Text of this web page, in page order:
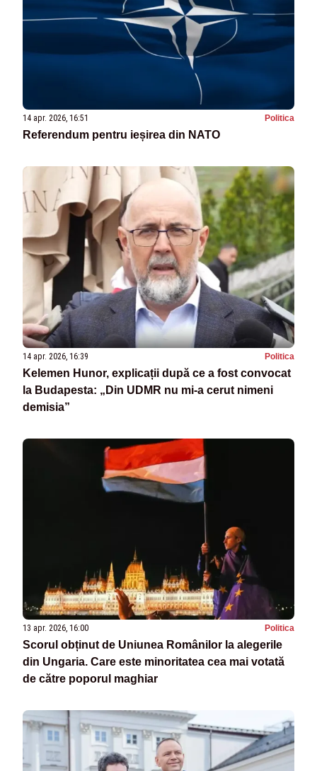
14 apr. 2026, 16:51 Politica
Referendum pentru ieșirea din NATO
14 apr. 2026, 16:39 Politica
Kelemen Hunor, explicații după ce a fost convocat
la Budapesta: „Din UDMR nu mi-a cerut nimeni
demisia”
13 apr. 2026, 16:00 Politica
Scorul obținut de Uniunea Românilor la alegerile
din Ungaria. Care este minoritatea cea mai votată
de către poporul maghiar